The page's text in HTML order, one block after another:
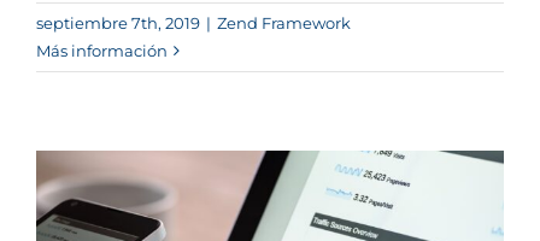
septiembre 7th, 2019 | Zend Framework
Más información